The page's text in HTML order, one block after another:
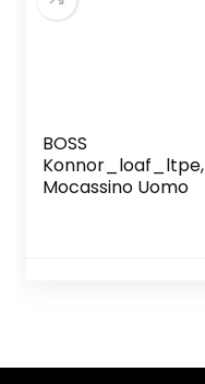
BOSS
Konnor_loaf_ltpe,
Mocassino Uomo